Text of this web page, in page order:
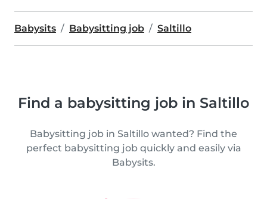
Babysits Babysitting job Saltillo
Find a babysitting job in Saltillo
Babysitting job in Saltillo wanted? Find the
perfect babysitting job quickly and easily via
Babysits.